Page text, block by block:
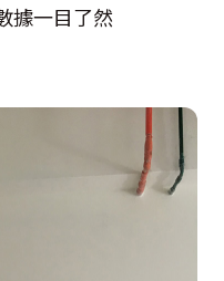
據一目了然